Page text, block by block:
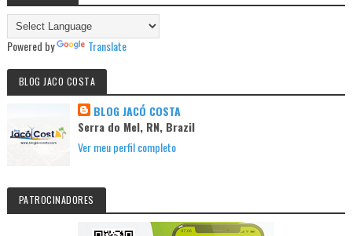
Powered by Translate
BLOG JACO COSTA
BLOG JACÓ COSTA
Serra do Mel, RN, Brazil
Ver meu perfil completo
PATROCINADORES